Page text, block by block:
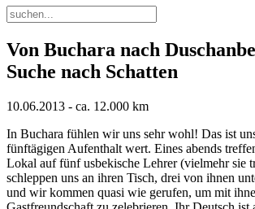
Von Buchara nach
Suche nach Schatten
10.06.2013 - ca. 12.000 km
In Buchara fühlen wir uns sehr wohl! Das ist
fünftägigen Aufenthalt wert. Eines abends
Lokal auf fünf usbekische Lehrer (vielmehr sie
schleppen uns an ihren Tisch, drei von ihnen
und wir kommen quasi wie gerufen, um mit